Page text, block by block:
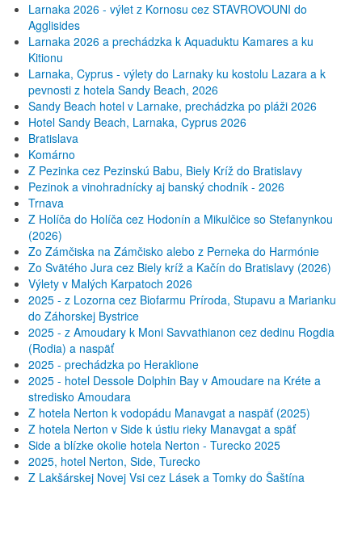
Larnaka 2026 - výlet z Kornosu cez STAVROVOUNI do
Agglisides
Larnaka 2026 a prechádzka k Aquaduktu Kamares a ku
Kitionu
Larnaka, Cyprus - výlety do Larnaky ku kostolu Lazara a k
pevnosti z hotela Sandy Beach, 2026
Sandy Beach hotel v Larnake, prechádzka po pláži 2026
Hotel Sandy Beach, Larnaka, Cyprus 2026
Bratislava
Komárno
Z Pezinka cez Pezinskú Babu, Biely Kríž do Bratislavy
Pezinok a vinohradnícky aj banský chodník - 2026
Trnava
Z Holíča do Holíča cez Hodonín a Mikulčice so Stefanynkou
(2026)
Zo Zámčiska na Zámčisko alebo z Perneka do Harmónie
Zo Svätého Jura cez Biely kríž a Kačín do Bratislavy (2026)
Výlety v Malých Karpatoch 2026
2025 - z Lozorna cez Biofarmu Príroda, Stupavu a Marianku
do Záhorskej Bystrice
2025 - z Amoudary k Moni Savvathianon cez dedinu Rogdia
(Rodia) a naspäť
2025 - prechádzka po Heraklione
2025 - hotel Dessole Dolphin Bay v Amoudare na Kréte a
stredisko Amoudara
Z hotela Nerton k vodopádu Manavgat a naspäť (2025)
Z hotela Nerton v Side k ústiu rieky Manavgat a späť
Side a blízke okolie hotela Nerton - Turecko 2025
2025, hotel Nerton, Side, Turecko
Z Lakšárskej Novej Vsi cez Lásek a Tomky do Šaštína